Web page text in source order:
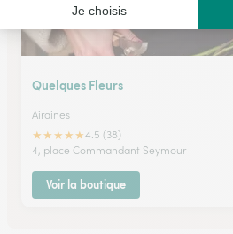
Quelques Fleurs
Airaines
★★★★★4.5 (38)
4, place Commandant Seymour
Voir la boutique